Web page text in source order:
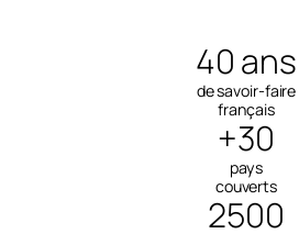
40 ans
de savoir-faire
français
+30
pays
couverts
2500